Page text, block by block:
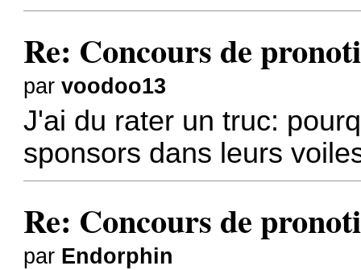
Re: Concours de
parvoodoo13
J'ai du rater un truc:
sponsors dans leurs
Re: Concours de
par Endorphin